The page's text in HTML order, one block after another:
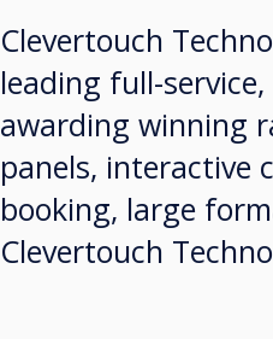
Clevertouch
leading full-
awarding winning
panels, interactive
booking, large
Clevertouch